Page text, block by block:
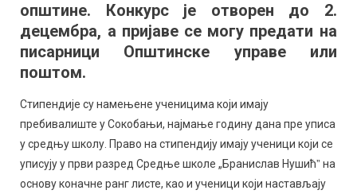
општине. Конкурс је отворен до 2.
децембра, а пријаве се могу предати на
писарници Општинске управе или
поштом.
Стипендије су намењене ученицима који имају
пребивалиште у Сокобањи, најмање годину дана пре уписа
у средњу школу. Право на стипендију имају ученици који се
уписују у први разред Средње школе „Бранислав Нушићˮ на
основу коначне ранг листе, као и ученици који настављају